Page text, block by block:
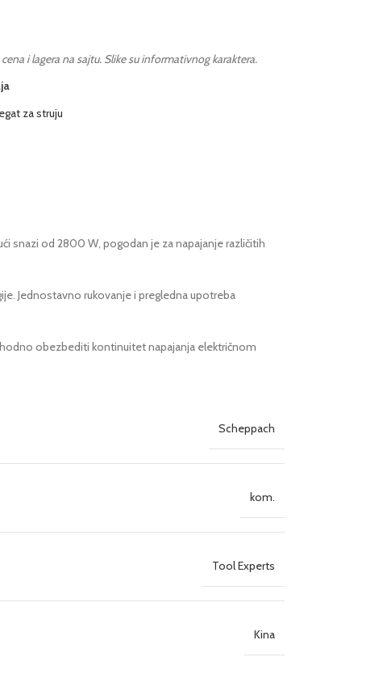
i lagera na sajtu. Slike su informativnog karaktera.
za struju
snazi od 2800 W, pogodan je za napajanje različitih
Jednostavno rukovanje i pregledna upotreba
obezbediti kontinuitet napajanja električnom
Scheppach
kom.
Tool Experts
Kina